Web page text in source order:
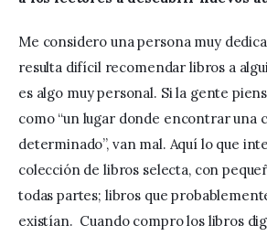
Me considero una persona muy
resulta difícil recomendar libros a
es algo muy personal. Si la gente
como “un lugar donde encontrar una
determinado”, van mal. Aquí lo que
colección de libros selecta, con
todas partes; libros que
existían.  Cuando compro los libros